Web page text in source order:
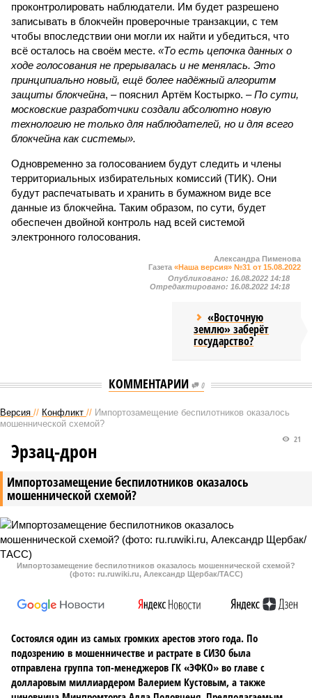
проконтролировать наблюдатели. Им будет разрешено
записывать в блокчейн проверочные транзакции, с тем
чтобы впоследствии они могли их найти и убедиться, что
всё осталось на своём месте. «То есть цепочка данных о
ходе голосования не прерывалась и не менялась. Это
принципиально новый, ещё более надёжный алгоритм
защиты блокчейна, – пояснил Артём Костырко. –По сути,
московские разработчики создали абсолютно новую
технологию не только для наблюдателей, но и для всего
блокчейна как системы».
Одновременно за голосованием будут следить и члены
территориальных избирательных комиссий (ТИК). Они
будут распечатывать и хранить в бумажном виде все
данные из блокчейна. Таким образом, по сути, будет
обеспечен двойной контроль над всей системой
электронного голосования.
Александра Пименова
Газета «Наша версия» №31 от 15.08.2022
Опубликовано: 16.08.2022 14:18
Отредактировано: 16.08.2022 14:18
«Восточную
землю» заберёт
государство?
КОММЕНТАРИИ 0
Версия // Конфликт // Импортозамещение беспилотников оказалось
мошеннической схемой?
Импортозамещение беспилотников оказалось
мошеннической схемой?
21
Эрзац-дрон
Импортозамещение беспилотников оказалось мошеннической схемой?
(фото: ru.ruwiki.ru, Александр Щербак/ТАСС)
Состоялся один из самых громких арестов этого года. По
подозрению в мошенничестве и растрате в СИЗО была
отправлена группа топ-менеджеров ГК «ЭФКО» во главе с
долларовым миллиардером Валерием Кустовым, а также